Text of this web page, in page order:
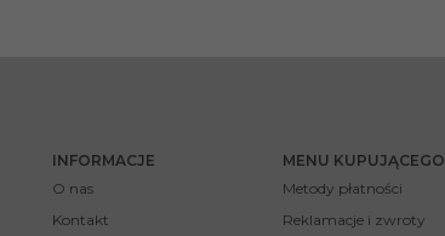
INFORMACJE
O nas
Kontakt
MENU KUPUJĄCEGO
Metody płatności
Reklamacje i zwroty